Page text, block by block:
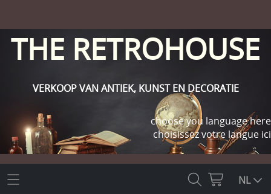
THE RETROHOUSE
VERKOOP VAN ANTIEK, KUNST EN DECORATIE
choose you language here
choisissez votre langue ici
THE RETROHOUSE NL